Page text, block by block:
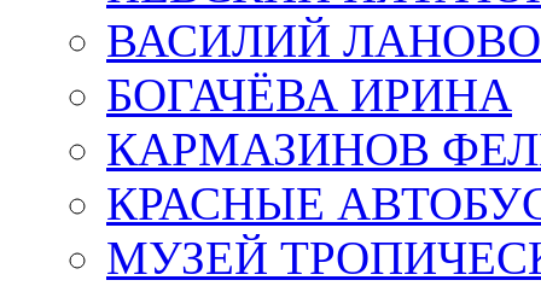
ВАСИЛИЙ
БОГАЧЁВА ИРИНА
КАРМАЗИНОВ
КРАСНЫЕ
МУЗЕЙ